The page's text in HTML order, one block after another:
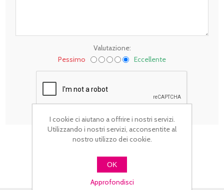
Valutazione:
Pessimo
Eccellente
I cookie ci aiutano a offrire i nostri servizi.
Utilizzando i nostri servizi, acconsentite al
nostro utilizzo dei cookie.
OK
Approfondisci